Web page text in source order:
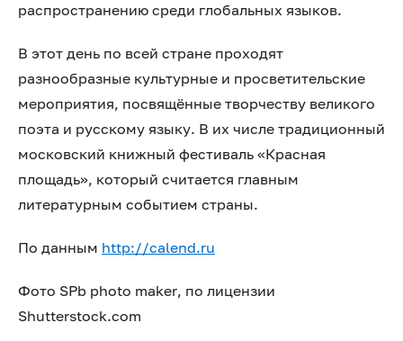
распространению среди глобальных языков.
В этот день по всей стране проходят
разнообразные культурные и просветительские
мероприятия, посвящённые творчеству великого
поэта и русскому языку. В их числе традиционный
московский книжный фестиваль «Красная
площадь», который считается главным
литературным событием страны.
По данным http://calend.ru
Фото SPb photo maker, по лицензии
Shutterstock.com